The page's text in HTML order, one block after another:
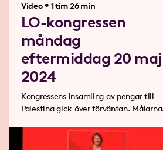
Video • 1 tim 26 min
LO-kongressen
måndag
eftermiddag 20 maj
2024
Kongressens insamling av pengar till
Palestina gick över förväntan. Målarna
ledningen tackas av.